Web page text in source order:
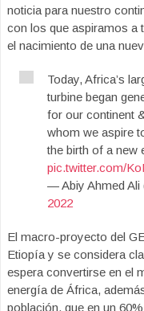
noticia para nuestro
con los que aspiramos a
el nacimiento de una
Today, Africa’s
turbine began
for our continent
whom we aspire
the birth of a new
pic.twitter.com/
— Abiy Ahmed Ali
2022
El macro-proyecto del
Etiopía y se considera
espera convertirse en el
energía de África,
población, que en un